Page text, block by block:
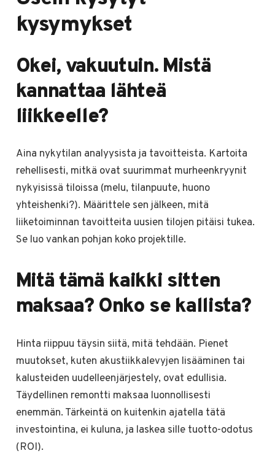
kysymykset
Okei, vakuutuin. Mistä
kannattaa lähteä
liikkeelle?
Aina nykytilan analyysista ja tavoitteista. Kartoita
rehellisesti, mitkä ovat suurimmat murheenkryynit
nykyisissä tiloissa (melu, tilanpuute, huono
yhteishenki?). Määrittele sen jälkeen, mitä
liiketoiminnan tavoitteita uusien tilojen pitäisi tukea.
Se luo vankan pohjan koko projektille.
Mitä tämä kaikki sitten
maksaa? Onko se kallista?
Hinta riippuu täysin siitä, mitä tehdään. Pienet
muutokset, kuten akustiikkalevyjen lisääminen tai
kalusteiden uudelleenjärjestely, ovat edullisia.
Täydellinen remontti maksaa luonnollisesti
enemmän. Tärkeintä on kuitenkin ajatella tätä
investointina, ei kuluna, ja laskea sille tuotto-odotus
(ROI).